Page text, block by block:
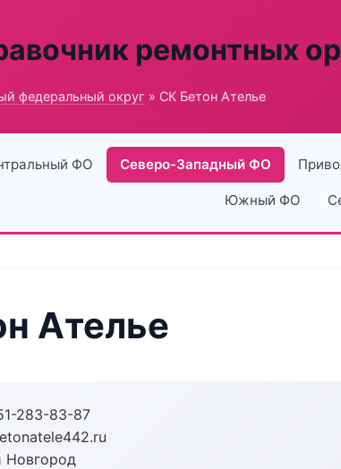
ремонтных
федеральный округ » СК Бетон Ателье
ФО Северо-Западный ФО
Южный ФО
Ателье
283-83-87
Новгород